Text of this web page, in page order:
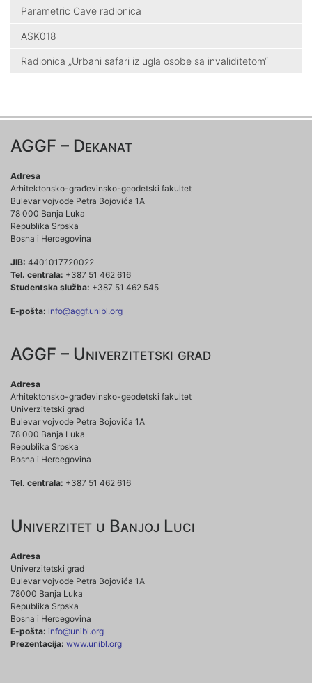
Parametric Cave radionica
ASK018
Radionica „Urbani safari iz ugla osobe sa invaliditetom“
AGGF – Dekanat
Adresa
Arhitektonsko-građevinsko-geodetski fakultet
Bulevar vojvode Petra Bojovića 1A
78 000 Banja Luka
Republika Srpska
Bosna i Hercegovina
JIB: 4401017720022
Tel. centrala: +387 51 462 616
Studentska služba: +387 51 462 545
E-pošta: info@aggf.unibl.org
AGGF – Univerzitetski grad
Adresa
Arhitektonsko-građevinsko-geodetski fakultet
Univerzitetski grad
Bulevar vojvode Petra Bojovića 1A
78 000 Banja Luka
Republika Srpska
Bosna i Hercegovina
Tel. centrala: +387 51 462 616
Univerzitet u Banjoj Luci
Adresa
Univerzitetski grad
Bulevar vojvode Petra Bojovića 1A
78000 Banja Luka
Republika Srpska
Bosna i Hercegovina
E-pošta: info@unibl.org
Prezentacija: www.unibl.org